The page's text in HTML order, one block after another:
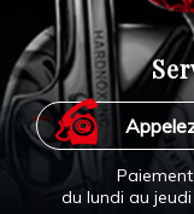
du lundi au